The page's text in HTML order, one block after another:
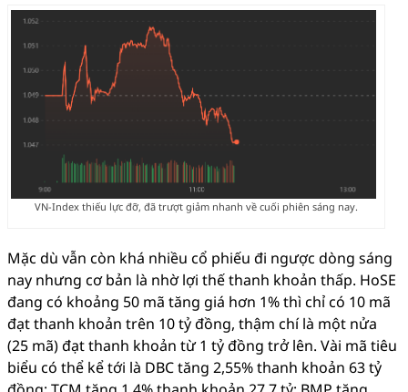
VN-Index thiếu lực đỡ, đã trượt giảm nhanh về cuối phiên sáng nay.
Mặc dù vẫn còn khá nhiều cổ phiếu đi ngược dòng sáng
nay nhưng cơ bản là nhờ lợi thế thanh khoản thấp. HoSE
đang có khoảng 50 mã tăng giá hơn 1% thì chỉ có 10 mã
đạt thanh khoản trên 10 tỷ đồng, thậm chí là một nửa
(25 mã) đạt thanh khoản từ 1 tỷ đồng trở lên. Vài mã tiêu
biểu có thể kể tới là DBC tăng 2,55% thanh khoản 63 tỷ